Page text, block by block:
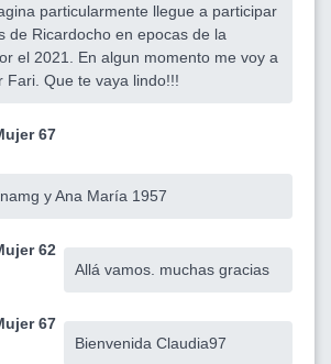
particularmente llegue a participar
de Ricardocho en epocas de la
el 2021. En algun momento me voy a
Fari. Que te vaya lindo!!!
67
y Ana María 1957
62
Allá vamos. muchas gracias
67
Bienvenida Claudia97